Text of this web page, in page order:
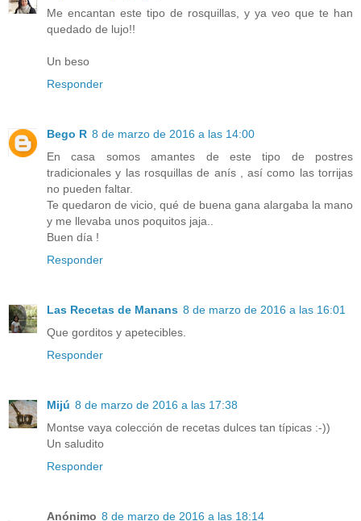
Me encantan este tipo de rosquillas, y ya veo que te han
quedado de lujo!!
Un beso
Responder
Bego R 8 de marzo de 2016 a las 14:00
En casa somos amantes de este tipo de postres
tradicionales y las rosquillas de anís , así como las torrijas
no pueden faltar.
Te quedaron de vicio, qué de buena gana alargaba la mano
y me llevaba unos poquitos jaja..
Buen día !
Responder
Las Recetas de Manans 8 de marzo de 2016 a las 16:01
Que gorditos y apetecibles.
Responder
Mijú 8 de marzo de 2016 a las 17:38
Montse vaya colección de recetas dulces tan típicas :-))
Un saludito
Responder
Anónimo 8 de marzo de 2016 a las 18:14